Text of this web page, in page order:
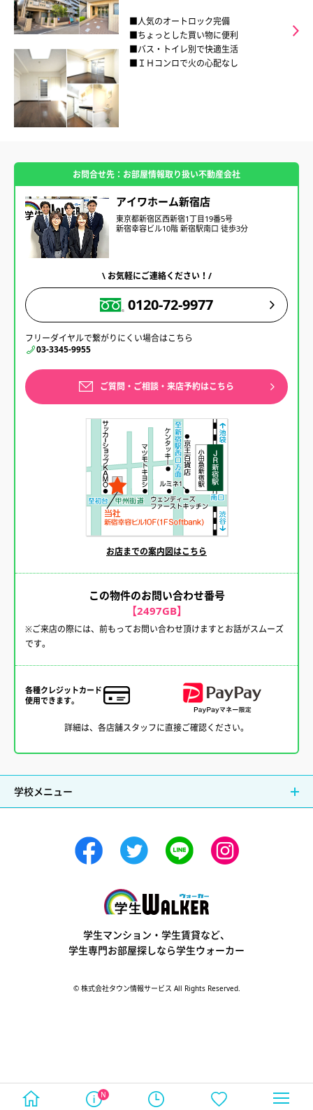
■人気のオートロック完備
■ちょっとした買い物に便利
■バス・トイレ別で快適生活
■ＩＨコンロで火の心配なし
お問合せ先：お部屋情報取り扱い不動産会社
アイワホーム新宿店
東京都新宿区西新宿1丁目19番5号
新宿幸容ビル10階 新宿駅南口 徒歩3分
\ お気軽にご連絡ください！/
0120-72-9977
フリーダイヤルで繋がりにくい場合はこちら
03-3345-9955
ご質問・ご相談・来店予約はこちら
お店までの案内図はこちら
この物件のお問い合わせ番号
【2497GB】
※ご来店の際には、前もってお問い合わせ頂けますとお話がスムーズ
です。
各種クレジットカード
使用できます。
詳細は、各店舗スタッフに直接ご確認ください。
学校メニュー
学生マンション・学生賃貸など、
学生専門お部屋探しなら学生ウォーカー
© 株式会社タウン情報サービス All Rights Reserved.